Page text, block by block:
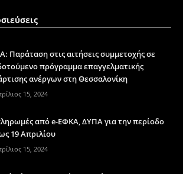
Παράταση στις αιτήσεις συμμετοχής σε
πρόγραμμα επαγγελματικής
ανέργων στη Θεσσαλονίκη
15, 2024
από e-ΕΦΚΑ, ΔΥΠΑ για την περίοδο
19 Απριλίου
15, 2024